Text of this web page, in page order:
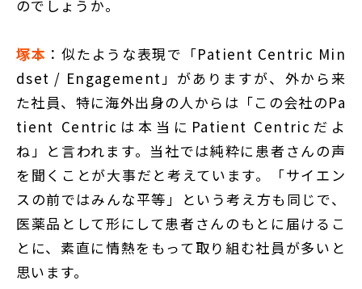
のでしょうか。
塚本 ：似たような表現で「Patient Centric Min
dset / Engagement」がありますが、外から来
た社員、特に海外出身の人からは「この会社のPa
tient Centricは本当にPatient Centricだよ
ね」と言われます。当社では純粋に患者さんの声
を聞くことが大事だと考えています。「サイエン
スの前ではみんな平等」という考え方も同じで、
医薬品として形にして患者さんのもとに届けるこ
とに、素直に情熱をもって取り組む社員が多いと
思います。